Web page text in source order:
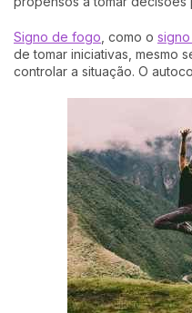
Signo de fogo , como o
de tomar iniciativas, mesmo
controlar a situação. O